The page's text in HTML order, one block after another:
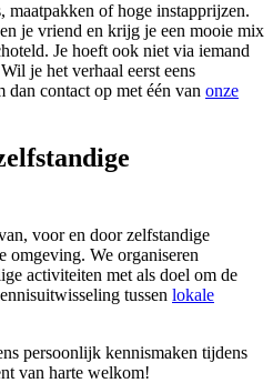
maatpakken of hoge instapprijzen.
je vriend en krijg je een mooie mix
Je hoeft ook niet via iemand
je het verhaal eerst eens
contact op met één van onze
voor en door zelfstandige
omgeving. We organiseren
activiteiten met als doel om de
tussen lokale
persoonlijk kennismaken tijdens
van harte welkom!